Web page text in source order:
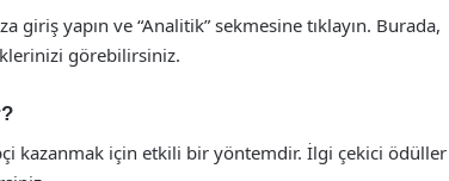
yapın ve “Analitik” sekmesine tıklayın. Burada,
görebilirsiniz.
kazanmak için etkili bir yöntemdir. İlgi çekici ödüller